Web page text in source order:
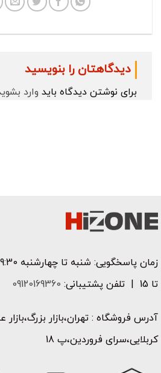
دیدگاهتان را بنویسید
برای نوشتن دیدگاه باید وارد
تا 15 | تلفن پشتیبانی:
09120169360
آدرس فروشگاه : تهران،بازار
کربلایی،سرای فروردین،پ 18